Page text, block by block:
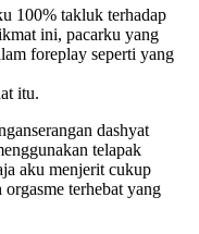
100% takluk terhadap
ini, pacarku yang
foreplay seperti yang
itu.
dashyat
telapak
aku menjerit cukup
terhebat yang